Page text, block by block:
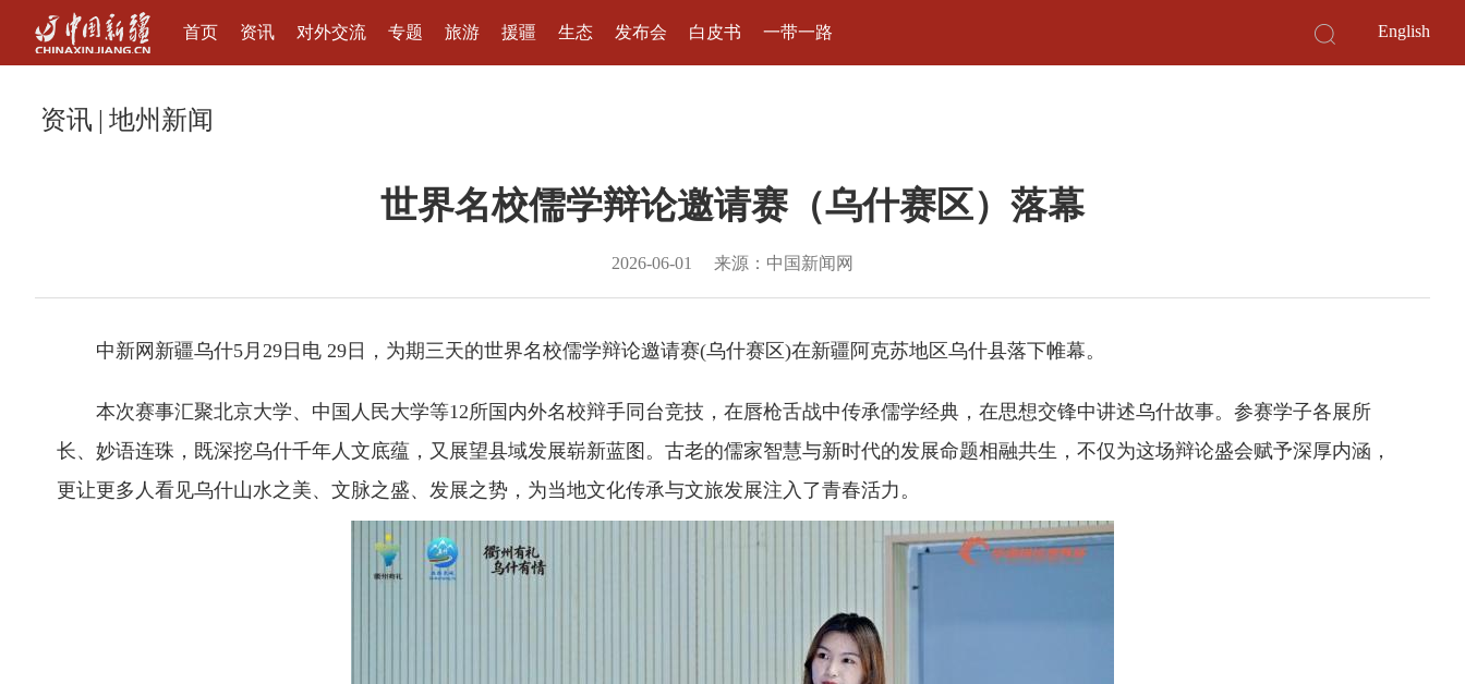
首页 资讯 对外交流 专题 旅游 援疆 生态 发布会 白皮书 一带一路 English
资讯 | 地州新闻
世界名校儒学辩论邀请赛（乌什赛区）落幕
2026-06-01 来源：中国新闻网
中新网新疆乌什5月29日电 29日，为期三天的世界名校儒学辩论邀请赛(乌什赛区)在新疆阿克苏地区乌什县落下帷幕。
本次赛事汇聚北京大学、中国人民大学等12所国内外名校辩手同台竞技，在唇枪舌战中传承儒学经典，在思想交锋中讲述乌什故事。参赛学子各展所
长、妙语连珠，既深挖乌什千年人文底蕴，又展望县域发展崭新蓝图。古老的儒家智慧与新时代的发展命题相融共生，不仅为这场辩论盛会赋予深厚内涵，
更让更多人看见乌什山水之美、文脉之盛、发展之势，为当地文化传承与文旅发展注入了青春活力。